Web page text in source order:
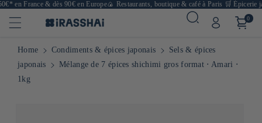
en France & dès 90€ en Europe🍙 Restaurants, boutique & café à Paris🛒 Épicerie
0
Home Condiments & épices japonais
Sels & épices
japonais
Mélange de 7 épices shichimi gros format ⋅ Amari ⋅
1kg